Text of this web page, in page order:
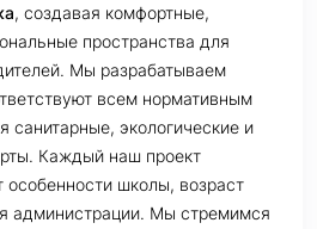
, создавая комфортные,
пространства для
Мы разрабатываем
всем нормативным
санитарные, экологические и
Каждый наш проект
особенности школы, возраст
администрации. Мы стремимся